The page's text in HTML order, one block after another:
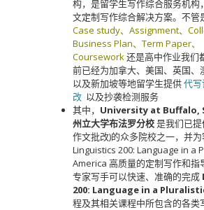
构，是留学生写作综合服务机构
文定制写作综合解决方案。不管
Case study、Assignment、
Business Plan、Term Paper、
Coursework还是高中作业我们
前已经为加拿大、美国、英国、
以及新加坡等地留学生提供代
改 以及抄袭检测服务
其中， University at Buffalo,
州立大学布法罗分校是我们已
作文批改)的众多院校之一，并
Linguistics 200: Language in a
America 高质量的定制写作和指
专家写手可以快速、准确的完成
200: Language in a
程及其相关课程中所包含的各类